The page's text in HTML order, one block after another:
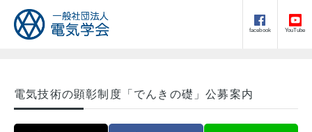
facebook YouTube
電気技術の顕彰制度「でんきの礎」公募案内